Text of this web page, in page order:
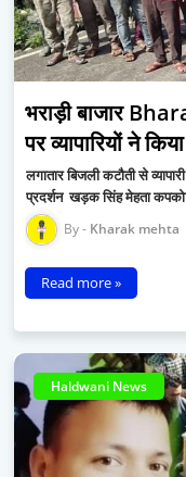
भराड़ी बाजार
पर व्यापारियों ने
लगातार बिजली कटौती से
प्रदर्शन खड़क सिंह मेहता
Kharak mehta
Read more »
Haldwani News